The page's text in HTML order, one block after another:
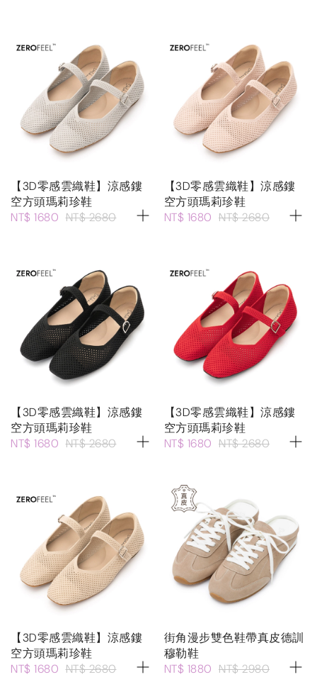
【3D零感雲織鞋】涼感鏤
空方頭瑪莉珍鞋
NT$ 1680 NT$ 2680
【3D零感雲織鞋】涼感鏤
空方頭瑪莉珍鞋
NT$ 1680 NT$ 2680
【3D零感雲織鞋】涼感鏤
空方頭瑪莉珍鞋
NT$ 1680 NT$ 2680
【3D零感雲織鞋】涼感鏤
空方頭瑪莉珍鞋
NT$ 1680 NT$ 2680
【3D零感雲織鞋】涼感鏤
空方頭瑪莉珍鞋
NT$ 1680 NT$ 2680
街角漫步雙色鞋帶真皮德訓
穆勒鞋
NT$ 1880 NT$ 2980